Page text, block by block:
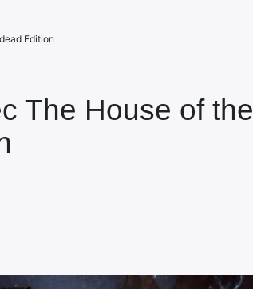
The House of the
Edition